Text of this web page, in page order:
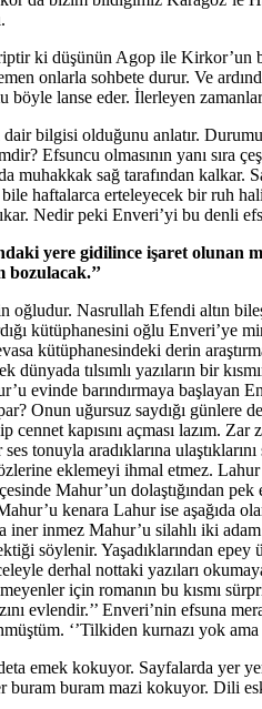
ki düşünün Agop ile
onlarla sohbete durur. Ve
lanse eder. İlerleyen
bilgisi olduğunu anlatır.
Efsuncu olmasının yanı sıra
muhakkak sağ tarafından
haftalarca erteleyecek bir ruh
Nedir peki Enveri’yi bu denli
yere gidilince işaret olunan
Nasrullah Efendi altın
kütüphanesini oğlu
kütüphanesindeki derin
tılsımlı yazıların bir
evinde barındırmaya başlayan
Onun uğursuz saydığı
kapısını açması lazım.
tonuyla aradıklarına
eklemeyi ihmal etmez.
Mahur’un dolaştığından
kenara Lahur ise aşağıda
inmez Mahur’u silahlı iki
söylenir. Yaşadıklarından
derhal nottaki yazıları
için romanın bu kısmı
evlendir.’’ Enveri’nin
‘’Tilkiden kurnazı yok
emek kokuyor. Sayfalarda
buram buram mazi kokuyor. Dili